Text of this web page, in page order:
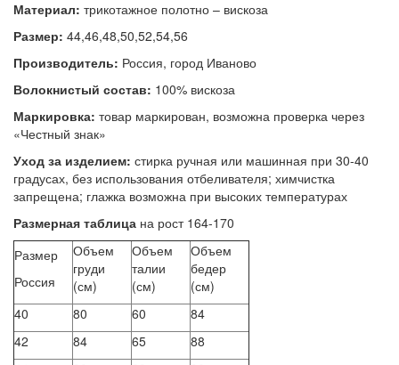
Материал: трикотажное полотно – вискоза
Размер: 44,46,48,50,52,54,56
Производитель: Россия, город Иваново
Волокнистый состав: 100% вискоза
Маркировка: товар маркирован, возможна проверка через
«Честный знак»
Уход за изделием: стирка ручная или машинная при 30-40
градусах, без использования отбеливателя; химчистка
запрещена; глажка возможна при высоких температурах
Размерная таблица на рост 164-170
Размер
Россия
Объем
груди
(см)
Объем
талии
(см)
Объем
бедер
(см)
40
80 60
84
42
84 65
88